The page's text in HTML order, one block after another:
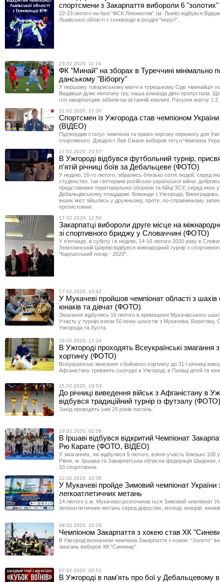
спортсмени з Закарпаття вибороли 6
22-23 лютого на базі “ФСК Локомотив” (м. Львів) відбувся
Львівської області з тхеквондо в розділі "керугі".
23.02.2020, 11:19
ФК "Минай" на зборах в Туреччині мінімально
данському "Віборгу"
У першому товариському матчі в турецькому Сіде «минайці»
Видавши дуже непогану гру, наша команда двічі пропустила.
гол закарпатцям забили на останній хвилині. Рахунок матчу 1:2.
21.02.2020, 17:20
Спортсмен із Ужгорода став чемпіоном
(ВІДЕО)
Підтвердив статус чемпіона та привіз чергову перемогу для
спортивного. Дзюдоїст Лев Смагін виборов титул Чемпіона
17.02.2020, 23:57
В Ужгороді відбувся футбольний турнір,
п'ятій річниці боїв за Дебальцеве (ФОТО)
У неділю, 16-го лютого, зібрались близько сотні людей, серед
студенство, так і ветерани російсько-української війни:
представники територіальної оборони та бійці ЗСУ, серед яких
Дебальцівському плацдармі. Команди з Ужгорода,
інших міст зійшлись у дружньому, проте, по-справжньому
протистоянні.
17.02.2020, 12:56
Закарпатці вибороли друге місце на
зі спортивного бриджу у Словаччині (ФОТО)
У п'ятницю, в суботу і в неділю, 14-16 лютого 2020 року в
Земплинській Ширяві відбувся міжнародний турнір з
"Карпатський погар - 2020".
17.02.2020, 10:42
У Мукачеві пройшов чемпіонат області з шахів
юнаків та дівчат (ФОТО)
Змагання відбулись 16 лютого в приміщенні Мукачівського
Участь у турнірі взяли 50 юних шахістів з Мукачева, Берегова,
Ужгорода та Хуста.
16.02.2020, 17:24
В Ужгороді проходять Всеукраїнські змагання
хортингу (ФОТО)
Всеукраїнські змагання з бойового хортингу до 31-ї річниці
Афганістану тривають сьогодні в Ужгороді, в Палаці дітей та
15.02.2020, 16:53
До річниці виведення військ з Афганістану в
відбувся традиційний турнір із футзалу (ФОТО)
Захід проводять уже 25 років поспіль.
13.02.2020, 02:58
В Іршаві відбувся відкритий Чемпіонат
Рю Карате (ФОТО, ВІДЕО)
У змаганнях, які відбулися 9 лютого, взяло участь близько 100
Рівне, м. Іршава та Закарпатська обласна федерація Шидокан,
33 спортсмени.
12.02.2020, 10:36
У Мукачеві пройде Зимовий чемпіонат України
легкоатлетичних метань
14 лютого у м. Мукачево розпочинається Зимовий чемпіонат
легкоатлетичних метань серед дорослих, молоді, юніорів,
09.02.2020, 20:29
Чемпіоном Закарпаття з хокею став ХК
В Ужгороді визначили чемпіона Закарпаття з хокею. “Золото”
змагань виборов ХК “Синевир”.
07.02.2020, 00:51
В Ужгороді в пам'ять про бої у Дебальцевому